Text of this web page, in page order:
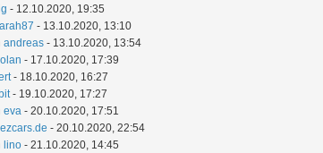
- 12.10.2020, 19:35
- 13.10.2020, 13:10
andreas - 13.10.2020, 13:54
- 17.10.2020, 17:39
- 18.10.2020, 16:27
- 19.10.2020, 17:27
eva - 20.10.2020, 17:51
- 20.10.2020, 22:54
lino - 21.10.2020, 14:45